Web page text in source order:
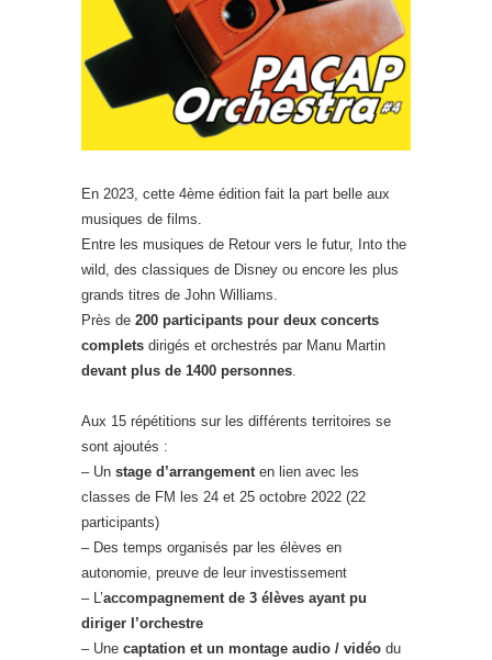
En 2023, cette 4ème édition fait la part belle aux
musiques de films.
Entre les musiques de Retour vers le futur, Into the
wild, des classiques de Disney ou encore les plus
grands titres de John Williams.
Près de 200 participants pour deux concerts
complets dirigés et orchestrés par Manu Martin
devant plus de 1400 personnes.
Aux 15 répétitions sur les différents territoires se
sont ajoutés :
– Un stage d’arrangementen lien avec les
classes de FM les 24 et 25 octobre 2022 (22
participants)
– Des temps organisés par les élèves en
autonomie, preuve de leur investissement
– L’accompagnement de 3 élèves ayant pu
diriger l’orchestre
– Une captation et un montage audio / vidéo du